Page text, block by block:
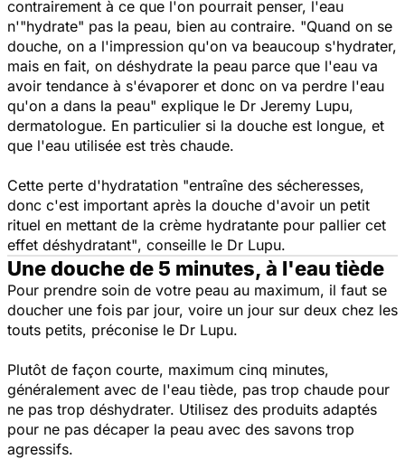
contrairement à ce que l'on pourrait penser, l'eau
n'"hydrate" pas la peau, bien au contraire. "Quand on se
douche, on a l'impression qu'on va beaucoup s'hydrater,
mais en fait, on déshydrate la peau parce que l'eau va
avoir tendance à s'évaporer et donc on va perdre l'eau
qu'on a dans la peau" explique le Dr Jeremy Lupu,
dermatologue. En particulier si la douche est longue, et
que l'eau utilisée est très chaude.
Cette perte d'hydratation "entraîne des sécheresses,
donc c'est important après la douche d'avoir un petit
rituel en mettant de la crème hydratante pour pallier cet
effet déshydratant", conseille le Dr Lupu.
Une douche de 5 minutes, à l'eau tiède
Pour prendre soin de votre peau au maximum, il faut se
doucher une fois par jour, voire un jour sur deux chez les
touts petits, préconise le Dr Lupu.
Plutôt de façon courte, maximum cinq minutes,
généralement avec de l'eau tiède, pas trop chaude pour
ne pas trop déshydrater. Utilisez des produits adaptés
pour ne pas décaper la peau avec des savons trop
agressifs.